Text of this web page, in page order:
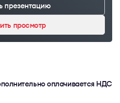
презентацию
просмотр
оплачивается НДС